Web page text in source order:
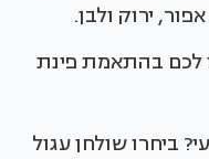
ירוק ולבן.
לכם בהתאמת פינת
ביחרו שולחן עגול